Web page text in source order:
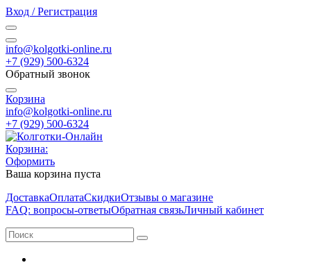
Вход / Регистрация
info@kolgotki-online.ru
+7 (929) 500-6324
Обратный звонок
Корзина
info@kolgotki-online.ru
+7 (929) 500-6324
Корзина:
Оформить
Ваша корзина пуста
ДоставкаОплатаСкидкиОтзывы о магазине
FAQ: вопросы-ответыОбратная связьЛичный кабинет